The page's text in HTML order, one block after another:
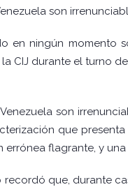
son
en ningún momento
CIJ durante el turno
son
que
flagrante, y
que, durante